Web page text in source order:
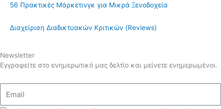
56 Πρακτικές Μάρκετινγκ για Μικρά Ξενοδοχεία
Διαχείριση Διαδικτυακών Κριτικών (Reviews)
Newsletter
Εγγραφείτε στο ενημερωτικό μας δελτίο και μείνετε ενημερωμένοι.